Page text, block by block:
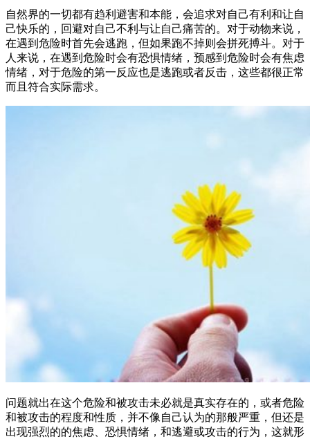
自然界的一切都有趋利避害和本能，会追求对自己有利和让自
己快乐的，回避对自己不利与让自己痛苦的。对于动物来说，
在遇到危险时首先会逃跑，但如果跑不掉则会拼死搏斗。对于
人来说，在遇到危险时会有恐惧情绪，预感到危险时会有焦虑
情绪，对于危险的第一反应也是逃跑或者反击，这些都很正常
而且符合实际需求。
问题就出在这个危险和被攻击未必就是真实存在的，或者危险
和被攻击的程度和性质，并不像自己认为的那般严重，但还是
出现强烈的的焦虑、恐惧情绪，和逃避或攻击的行为，这就形